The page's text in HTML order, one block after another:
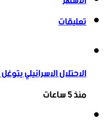
تعليقات
الاحتلال الاسرائيلي
منذ 5 ساعات